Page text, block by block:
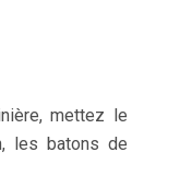
mettez le
les batons de